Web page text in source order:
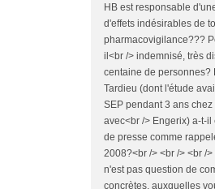
HB est responsable
d'effets indésirables de
pharmacovigilance???
il<br /> indemnisé, très
centaine de personnes?
Tardieu (dont l'étude
SEP pendant 3 ans
avec<br /> Engerix) a-t-
de presse comme
2008?<br /> <br /> <br /
n'est pas question de
concrètes, auxquelles